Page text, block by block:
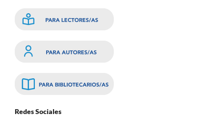
Redes Sociales